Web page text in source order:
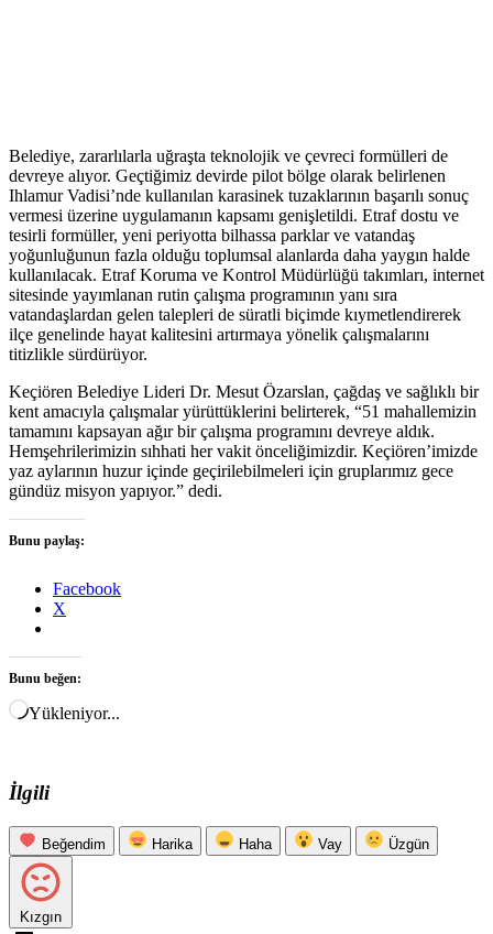
Belediye, zararlılarla uğraşta teknolojik ve çevreci formülleri de
devreye alıyor. Geçtiğimiz devirde pilot bölge olarak belirlenen
Ihlamur Vadisi’nde kullanılan karasinek tuzaklarının başarılı sonuç
vermesi üzerine uygulamanın kapsamı genişletildi. Etraf dostu ve
tesirli formüller, yeni periyotta bilhassa parklar ve vatandaş
yoğunluğunun fazla olduğu toplumsal alanlarda daha yaygın halde
kullanılacak. Etraf Koruma ve Kontrol Müdürlüğü takımları, internet
sitesinde yayımlanan rutin çalışma programının yanı sıra
vatandaşlardan gelen talepleri de süratli biçimde kıymetlendirerek
ilçe genelinde hayat kalitesini artırmaya yönelik çalışmalarını
titizlikle sürdürüyor.
Keçiören Belediye Lideri Dr. Mesut Özarslan, çağdaş ve sağlıklı bir
kent amacıyla çalışmalar yürüttüklerini belirterek, “51 mahallemizin
tamamını kapsayan ağır bir çalışma programını devreye aldık.
Hemşehrilerimizin sıhhati her vakit önceliğimizdir. Keçiören’imizde
yaz aylarının huzur içinde geçirilebilmeleri için gruplarımız gece
gündüz misyon yapıyor.” dedi.
Bunu paylaş:
Facebook
X
Bunu beğen:
Yükleniyor...
İlgili
Beğendim Harika Haha Vay Üzgün
Kızgın